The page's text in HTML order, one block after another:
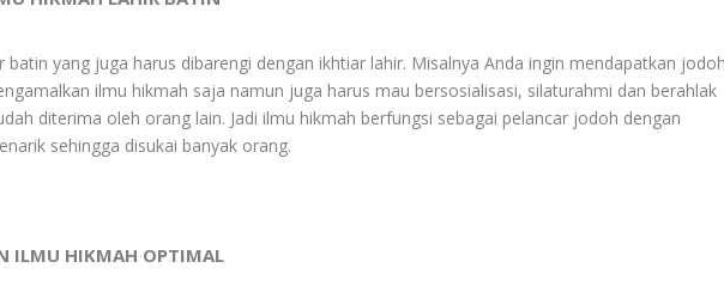
batin yang juga harus dibarengi dengan ikhtiar lahir. Misalnya Anda ingin mendapatkan
ilmu hikmah saja namun juga harus mau bersosialisasi, silaturahmi dan berahlak
diterima oleh orang lain. Jadi ilmu hikmah berfungsi sebagai pelancar jodoh dengan
sehingga disukai banyak orang.
ILMU HIKMAH OPTIMAL